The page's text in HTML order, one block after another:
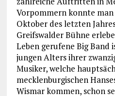
Vorpommern konnte man
Oktober des letzten
Greifswalder Bühne
Leben gerufene Big Band
jungen Alters ihrer
Musiker, welche
mecklenburgischen
Wismar kommen, schon